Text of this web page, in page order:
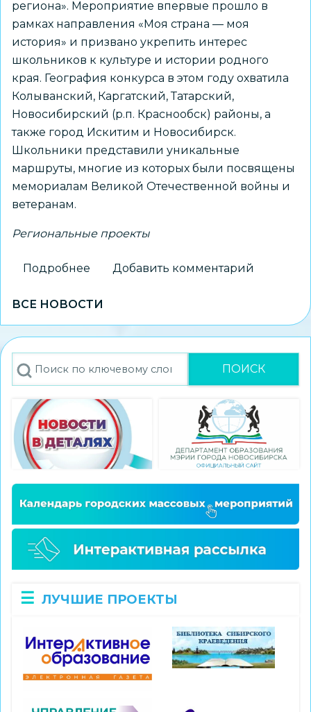
региона». Мероприятие впервые прошло в
рамках направления «Моя страна — моя
история» и призвано укрепить интерес
школьников к культуре и истории родного
края. География конкурса в этом году охватила
Колыванский, Каргатский, Татарский,
Новосибирский (р.п. Краснообск) районы, а
также город Искитим и Новосибирск.
Школьники представили уникальные
маршруты, многие из которых были посвящены
мемориалам Великой Отечественной войны и
ветеранам.
Региональные проекты
Подробнее
школьник
стал
победителем
экскурсионных
«Памятные
места
моего
региона»
Добавить комментарий
ВСЕ НОВОСТИ
Поиск
ЛУЧШИЕ ПРОЕКТЫ